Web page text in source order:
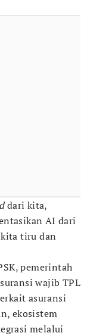
dari kita,
AI dari
tiru dan
pemerintah
wajib TPL
asuransi
ekosistem
melalui